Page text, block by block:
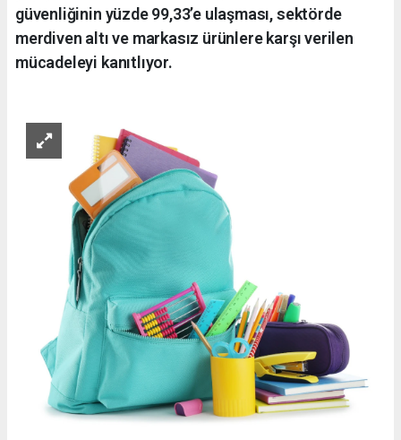
güvenliğinin yüzde 99,33’e ulaşması, sektörde
merdiven altı ve markasız ürünlere karşı verilen
mücadeleyi kanıtlıyor.